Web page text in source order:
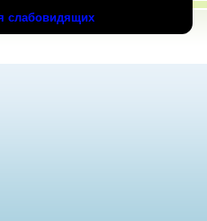
слабовидящих